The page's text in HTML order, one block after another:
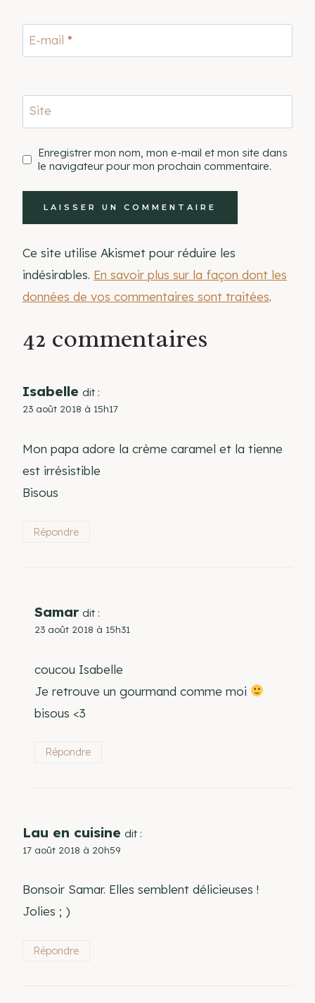
E-mail *
Site
Enregistrer mon nom, mon e-mail et mon site dans
le navigateur pour mon prochain commentaire.
Ce site utilise Akismet pour réduire les
indésirables. En savoir plus sur la façon dont les
données de vos commentaires sont traitées.
42 commentaires
Isabelle dit :
23 août 2018 à 15h17
Mon papa adore la crème caramel et la tienne
est irrésistible
Bisous
Répondre
Samar dit :
23 août 2018 à 15h31
coucou Isabelle
Je retrouve un gourmand comme moi
bisous <3
Répondre
Lau en cuisine dit :
17 août 2018 à 20h59
Bonsoir Samar. Elles semblent délicieuses !
Jolies ; )
Répondre